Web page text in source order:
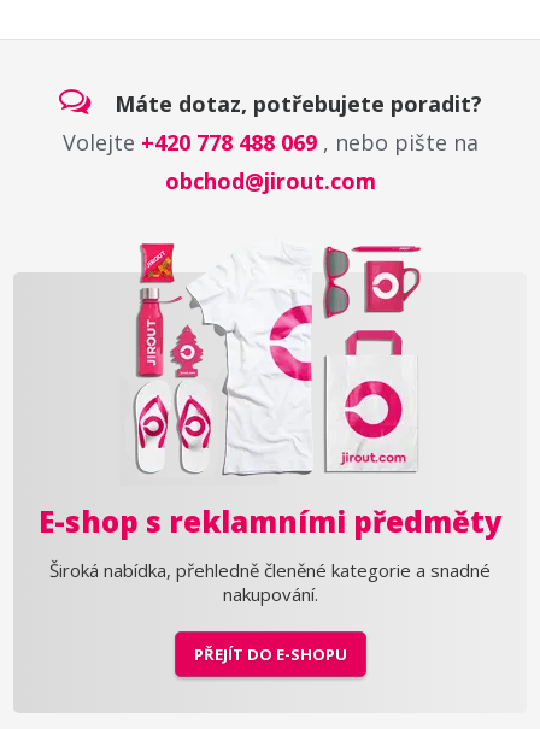
Máte dotaz, potřebujete poradit?
Volejte +420 778 488 069, nebo pište na
obchod@jirout.com
E-shop s reklamními předměty
Široká nabídka, přehledně členěné kategorie a snadné
nakupování.
PŘEJÍT DO E-SHOPU